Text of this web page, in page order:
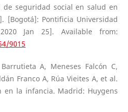
de seguridad social en salud en
[Bogotá]: Pontificia Universidad
Jan 25]. Available from:
9015
A, Meneses Falcón C,
Franco A, Rúa Vieites A, et al.
en la infancia. Madrid: Huygens